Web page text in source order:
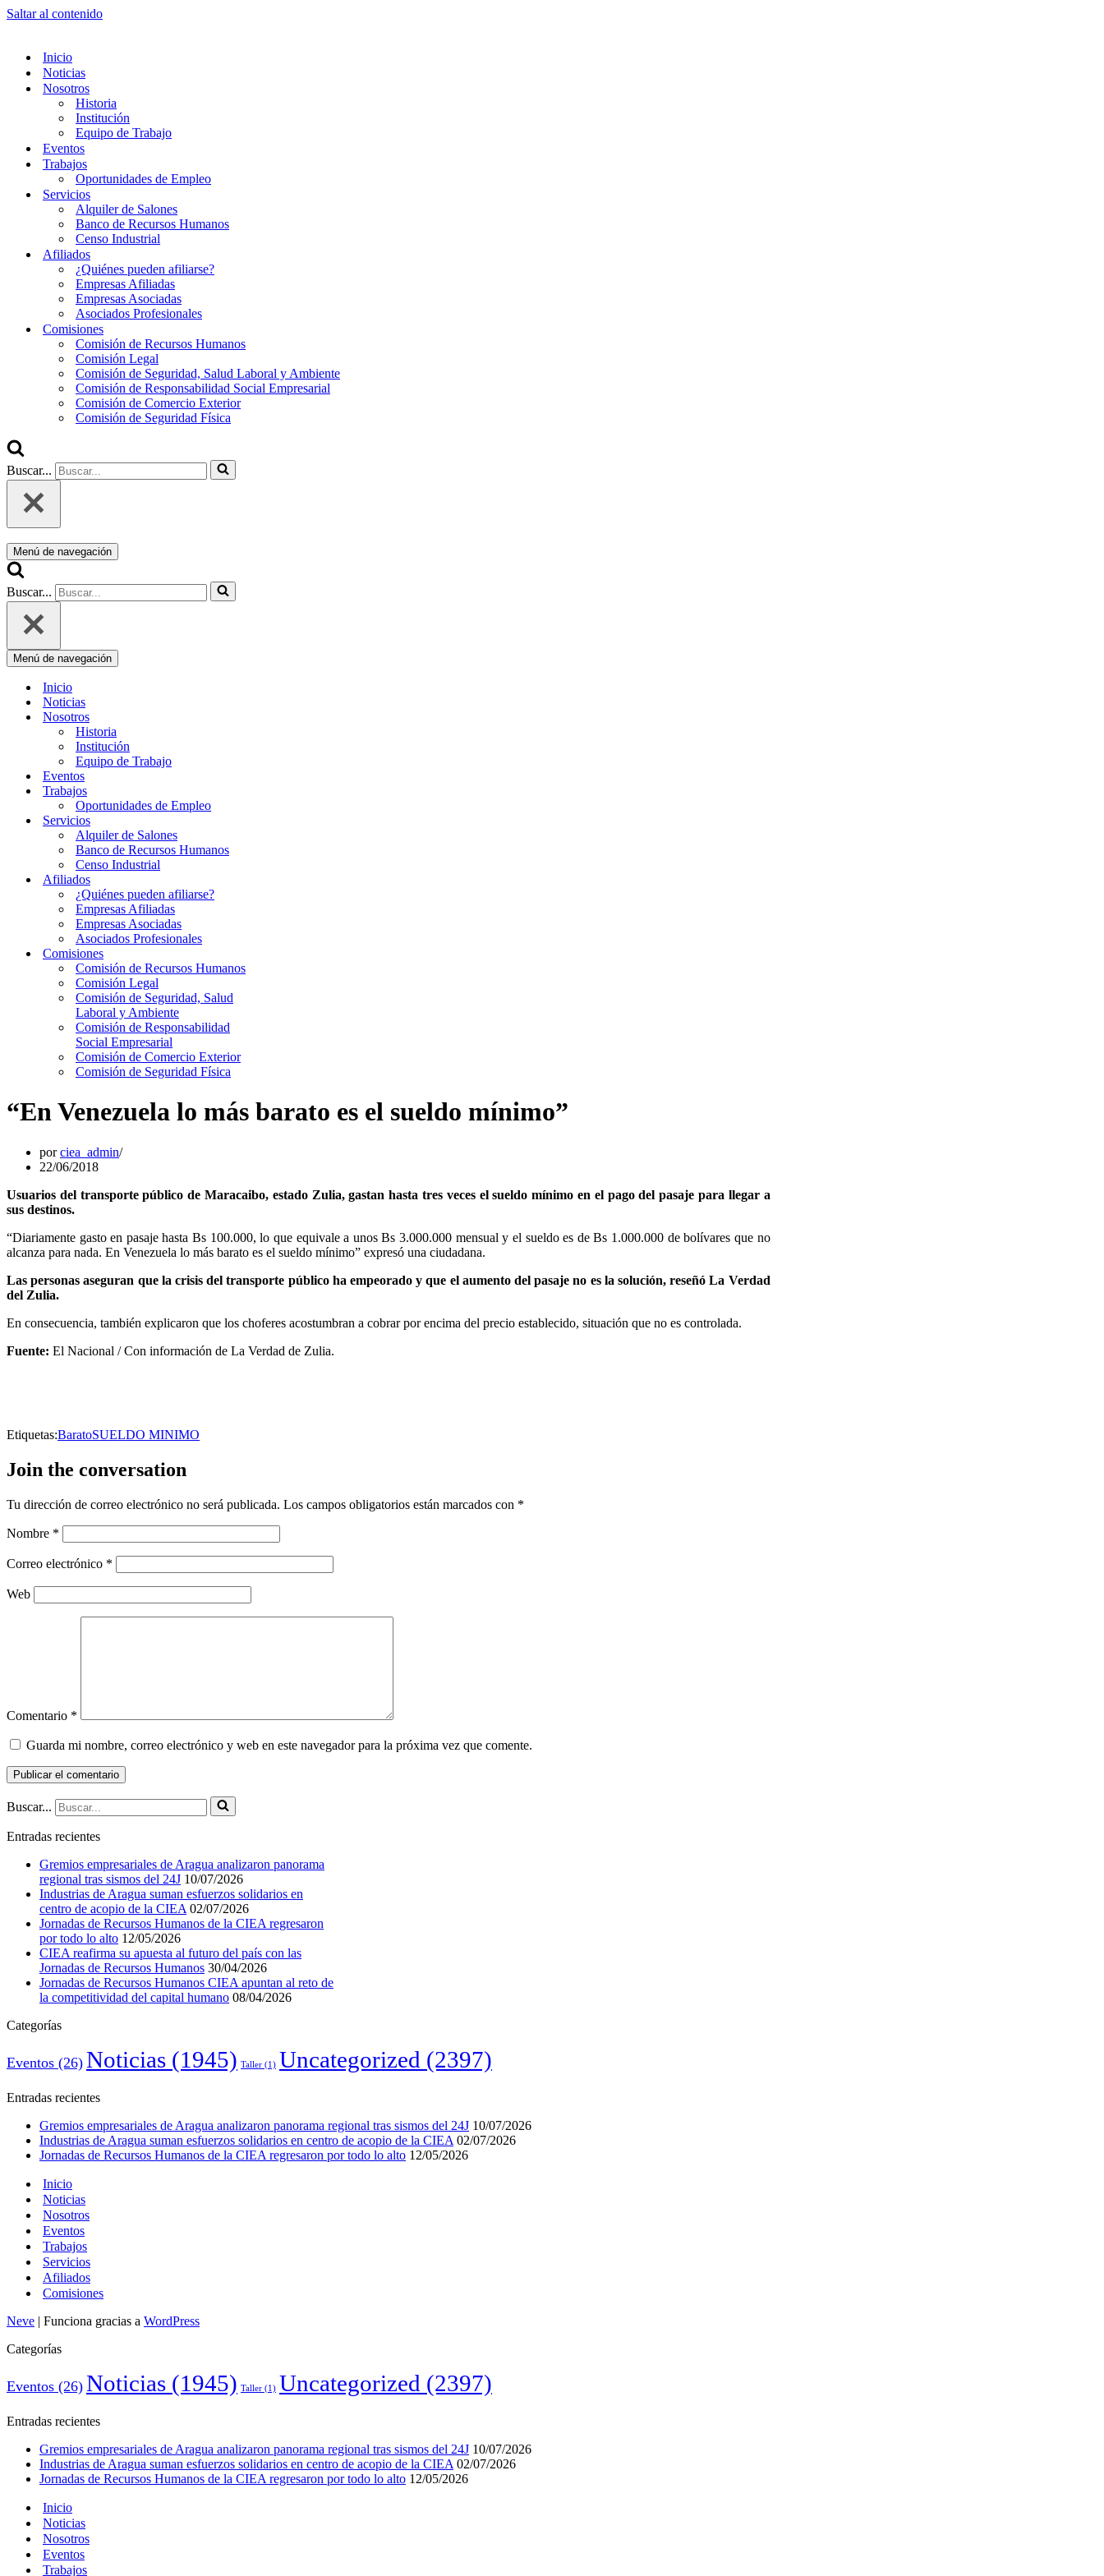
Saltar al contenido
Inicio
Noticias
Nosotros
Historia
Institución
Equipo de Trabajo
Eventos
Trabajos
Oportunidades de Empleo
Servicios
Alquiler de Salones
Banco de Recursos Humanos
Censo Industrial
Afiliados
¿Quiénes pueden afiliarse?
Empresas Afiliadas
Empresas Asociadas
Asociados Profesionales
Comisiones
Comisión de Recursos Humanos
Comisión Legal
Comisión de Seguridad, Salud Laboral y Ambiente
Comisión de Responsabilidad Social Empresarial
Comisión de Comercio Exterior
Comisión de Seguridad Física
Buscar...
Menú de navegación
Buscar...
Menú de navegación
Inicio
Noticias
Nosotros
Historia
Institución
Equipo de Trabajo
Eventos
Trabajos
Oportunidades de Empleo
Servicios
Alquiler de Salones
Banco de Recursos Humanos
Censo Industrial
Afiliados
¿Quiénes pueden afiliarse?
Empresas Afiliadas
Empresas Asociadas
Asociados Profesionales
Comisiones
Comisión de Recursos Humanos
Comisión Legal
Comisión de Seguridad, Salud
Laboral y Ambiente
Comisión de Responsabilidad
Social Empresarial
Comisión de Comercio Exterior
Comisión de Seguridad Física
“En Venezuela lo más barato es el sueldo mínimo”
porciea_admin
22/06/2018
Usuarios del transporte público de Maracaibo, estado Zulia, gastan hasta tres veces el sueldo mínimo en el pago del pasaje para llegar a
sus destinos.
“Diariamente gasto en pasaje hasta Bs 100.000, lo que equivale a unos Bs 3.000.000 mensual y el sueldo es de Bs 1.000.000 de bolívares que no
alcanza para nada. En Venezuela lo más barato es el sueldo mínimo” expresó una ciudadana.
Las personas aseguran que la crisis del transporte público ha empeorado y que el aumento del pasaje no es la solución, reseñó La Verdad
del Zulia.
En consecuencia, también explicaron que los choferes acostumbran a cobrar por encima del precio establecido, situación que no es controlada.
Fuente: El Nacional / Con información de La Verdad de Zulia.
Etiquetas:BaratoSUELDO MINIMO
Join the conversation
Tu dirección de correo electrónico no será publicada. Los campos obligatorios están marcados con *
Nombre *
Correo electrónico *
Web
Comentario *
Guarda mi nombre, correo electrónico y web en este navegador para la próxima vez que comente.
Buscar...
Entradas recientes
Gremios empresariales de Aragua analizaron panorama
regional tras sismos del 24J 10/07/2026
Industrias de Aragua suman esfuerzos solidarios en
centro de acopio de la CIEA 02/07/2026
Jornadas de Recursos Humanos de la CIEA regresaron
por todo lo alto 12/05/2026
CIEA reafirma su apuesta al futuro del país con las
Jornadas de Recursos Humanos 30/04/2026
Jornadas de Recursos Humanos CIEA apuntan al reto de
la competitividad del capital humano 08/04/2026
Categorías
Eventos (26) Noticias (1945) Taller (1) Uncategorized (2397)
Entradas recientes
Gremios empresariales de Aragua analizaron panorama regional tras sismos del 24J 10/07/2026
Industrias de Aragua suman esfuerzos solidarios en centro de acopio de la CIEA 02/07/2026
Jornadas de Recursos Humanos de la CIEA regresaron por todo lo alto 12/05/2026
Inicio
Noticias
Nosotros
Eventos
Trabajos
Servicios
Afiliados
Comisiones
Neve | Funciona gracias a WordPress
Categorías
Eventos (26) Noticias (1945) Taller (1) Uncategorized (2397)
Entradas recientes
Gremios empresariales de Aragua analizaron panorama regional tras sismos del 24J 10/07/2026
Industrias de Aragua suman esfuerzos solidarios en centro de acopio de la CIEA 02/07/2026
Jornadas de Recursos Humanos de la CIEA regresaron por todo lo alto 12/05/2026
Inicio
Noticias
Nosotros
Eventos
Trabajos